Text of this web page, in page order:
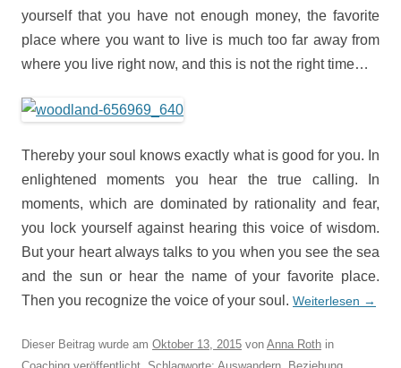
yourself that you have not enough money, the favorite
place where you want to live is much too far away from
where you live right now, and this is not the right time…
Thereby your soul knows exactly what is good for you. In
enlightened moments you hear the true calling. In
moments, which are dominated by rationality and fear,
you lock yourself against hearing this voice of wisdom.
But your heart always talks to you when you see the sea
and the sun or hear the name of your favorite place.
Then you recognize the voice of your soul. Weiterlesen →
Dieser Beitrag wurde am Oktober 13, 2015 von Anna Roth in